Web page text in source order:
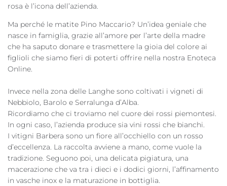
rosa è l’icona dell’azienda.
Ma perché le matite Pino Maccario? Un’idea geniale che
nasce in famiglia, grazie all’amore per l’arte della madre
che ha saputo donare e trasmettere la gioia del colore ai
figlioli che siamo fieri di poterti offrire nella nostra Enoteca
Online.
Invece nella zona delle Langhe sono coltivati i vigneti di
Nebbiolo, Barolo e Serralunga d’Alba.
Ricordiamo che ci troviamo nel cuore dei rossi piemontesi.
In ogni caso, l’azienda produce sia vini rossi che bianchi.
I vitigni Barbera sono un fiore all’occhiello con un rosso
d’eccellenza. La raccolta avviene a mano, come vuole la
tradizione. Seguono poi, una delicata pigiatura, una
macerazione che va tra i dieci e i dodici giorni, l’affinamento
in vasche inox e la maturazione in bottiglia.